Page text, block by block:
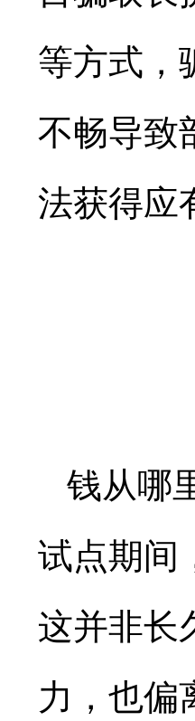
等方式，
不畅导致
法获得应
钱从哪
试点期间
这并非长
力，也偏